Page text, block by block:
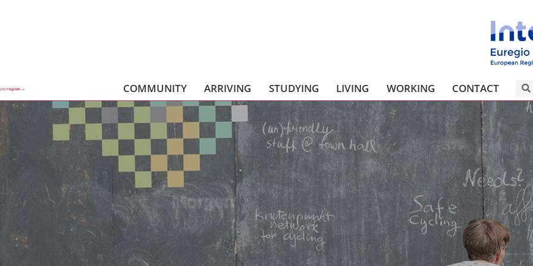
COMMUNITY ARRIVING STUDYING LIVING WORKING CONTACT